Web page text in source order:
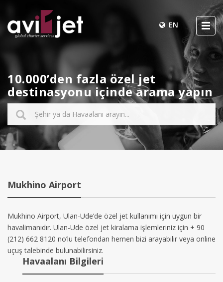
EN
10.000’den fazla özel jet
destinasyonu içinde arama yapın
Mukhino Airport
Mukhino Airport, Ulan-Ude’de özel jet kullanımı için uygun bir
havalimanıdır. Ulan-Ude özel jet kiralama işlemleriniz için + 90
(212) 662 8120 no’lu telefondan hemen bizi arayabilir veya online
uçuş talebinde bulunabilirsiniz.
Havaalanı Bilgileri